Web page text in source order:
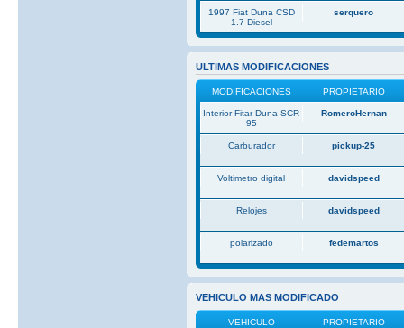
1997 Fiat Duna CSD
1.7 Diesel
serquero
ULTIMAS MODIFICACIONES
MODIFICACIONES PROPIETARIO
Interior Fitar Duna SCR
95
RomeroHernan
Carburador pickup-25
Voltimetro digital davidspeed
Relojes davidspeed
polarizado fedemartos
VEHICULO MAS MODIFICADO
VEHICULO PROPIETARIO